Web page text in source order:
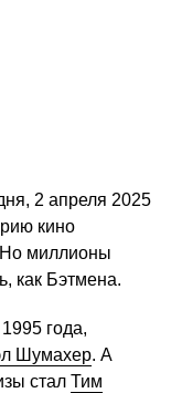
2 апреля 2025
кино
миллионы
как Бэтмена.
года,
Шумахер. А
стал Тим